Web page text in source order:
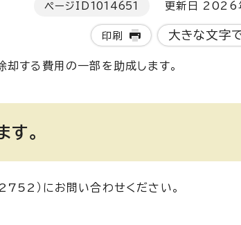
ページID 1014651 更新日 2026
印刷 大きな文字
する費用の一部を助成します。
。
）にお問い合わせください。